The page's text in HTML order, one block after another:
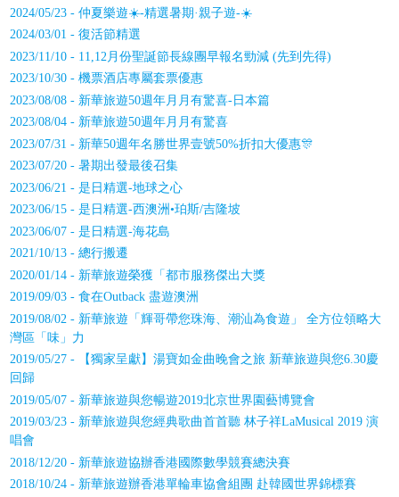
2024/05/23 - 仲夏樂遊☀️-精選暑期·親子遊-☀️
2024/03/01 - 復活節精選
2023/11/10 - 11,12月份聖誕節長線團早報名勁減 (先到先得)
2023/10/30 - 機票酒店專屬套票優惠
2023/08/08 - 新華旅遊50週年月月有驚喜-日本篇
2023/08/04 - 新華旅遊50週年月月有驚喜
2023/07/31 - 新華50週年名勝世界壹號50%折扣大優惠🎊
2023/07/20 - 暑期出發最後召集
2023/06/21 - 是日精選-地球之心
2023/06/15 - 是日精選-西澳洲•珀斯/吉隆坡
2023/06/07 - 是日精選-海花島
2021/10/13 - 總行搬遷
2020/01/14 - 新華旅遊榮獲「都市服務傑出大獎
2019/09/03 - 食在Outback 盡遊澳洲
2019/08/02 - 新華旅遊「輝哥帶您珠海、潮汕為食遊」 全方位領略大
灣區「味」力
2019/05/27 - 【獨家呈獻】湯寶如金曲晚會之旅 新華旅遊與您6.30慶
回歸
2019/05/07 - 新華旅遊與您暢遊2019北京世界園藝博覽會
2019/03/23 - 新華旅遊與您經典歌曲首首聽 林子祥LaMusical 2019 演
唱會
2018/12/20 - 新華旅遊協辦香港國際數學競賽總決賽
2018/10/24 - 新華旅遊辦香港單輪車協會組團 赴韓國世界錦標賽